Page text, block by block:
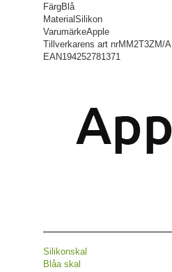
FärgBlå
MaterialSilikon
VarumärkeApple
Tillverkarens art nrMM2T3ZM/A
EAN194252781371
Silikonskal
Blåa skal